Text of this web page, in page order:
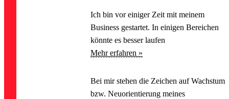
Ich bin vor einiger Zeit mit meinem
Business gestartet. In einigen Bereichen
könnte es besser laufen
Mehr erfahren »
Bei mir stehen die Zeichen auf Wachstum
bzw. Neuorientierung meines